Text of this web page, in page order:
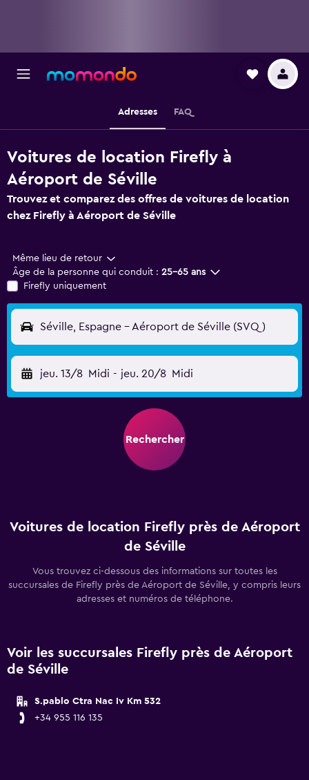
Adresses FAQ
Voitures de location Firefly à
Aéroport de Séville
Trouvez et comparez des offres de voitures de location
chez Firefly à Aéroport de Séville
Même lieu de retour
Âge de la personne qui conduit : 25-65 ans
Firefly uniquement
Séville, Espagne - Aéroport de Séville (SVQ)
jeu. 13/8 Midi - jeu. 20/8 Midi
Rechercher
Voitures de location Firefly près de Aéroport
de Séville
Vous trouvez ci-dessous des informations sur toutes les
succursales de Firefly près de Aéroport de Séville, y compris leurs
adresses et numéros de téléphone.
Voir les succursales Firefly près de Aéroport
de Séville
S.pablo Ctra Nac Iv Km 532
+34 955 116 135